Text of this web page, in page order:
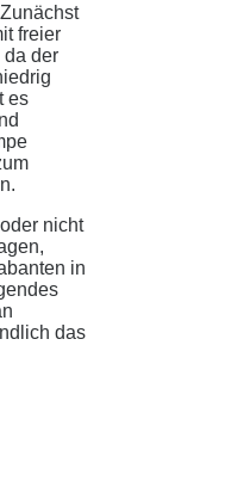
freier
da der
es
nicht
in
das